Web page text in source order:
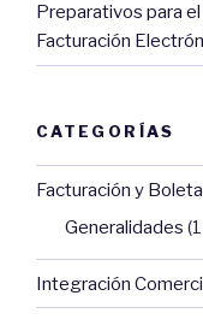
Preparativos para
Facturación
CATEGORÍAS
Facturación y
Generalidades
Integración